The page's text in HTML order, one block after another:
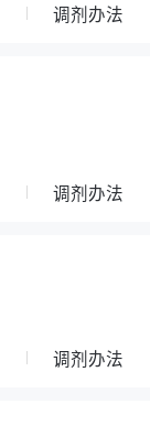
调剂办法
调剂办法
调剂办法